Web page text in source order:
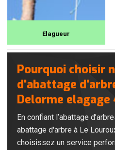
Elagueur
Pourquoi choisir
d'abattage
Delorme elagage
En confiant l’abattage
abattage d'arbre à Le
choisissez un service